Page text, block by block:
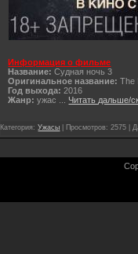
Информация о фильме
Название:Судная ночь 3
Оригинальное название:The
Год выхода:2016
Жанр:ужас Читать дальше/
Категория:Ужасы | Просмотров: 2575 |